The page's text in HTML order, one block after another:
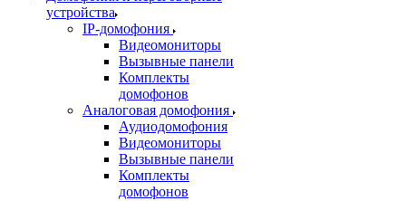
устройства
IP-домофония
Видеомониторы
Вызывные панели
Комплекты
домофонов
Аналоговая домофония
Аудиодомофония
Видеомониторы
Вызывные панели
Комплекты
домофонов